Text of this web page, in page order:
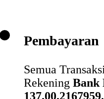
Pembayaran
Semua
Rekening Bank